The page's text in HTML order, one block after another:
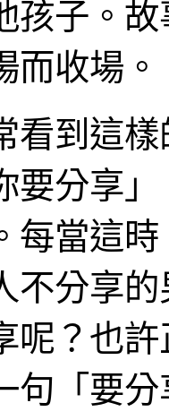
孩子。
而收場。
看到這
要分享
每當這
不分享
呢？也
句「要